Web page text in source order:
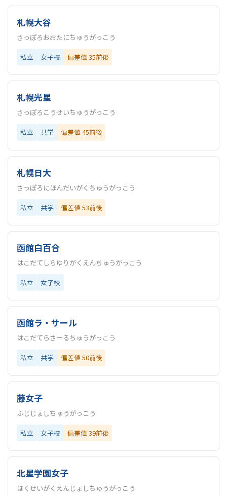
札幌大谷
さっぽろおおたにちゅうがっこう
私立 女子校 偏差値 35前後
札幌光星
さっぽろこうせいちゅうがっこう
私立 共学 偏差値 45前後
札幌日大
さっぽろにほんだいがくちゅうがっこう
私立 共学 偏差値 53前後
函館白百合
はこだてしらゆりがくえんちゅうがっこう
私立 女子校
函館ラ・サール
はこだてらさーるちゅうがっこう
私立 共学 偏差値 50前後
藤女子
ふじじょしちゅうがっこう
私立 女子校 偏差値 39前後
北星学園女子
ほくせいがくえんじょしちゅうがっこう